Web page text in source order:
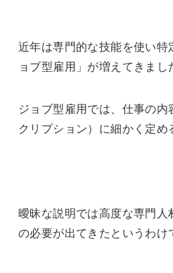
近年は専門的な技能を使い
ョブ型雇用」が増えてきまし
ジョブ型雇用では、仕事の
クリプション）に細かく定め
曖昧な説明では高度な専門
の必要が出てきたというわけ